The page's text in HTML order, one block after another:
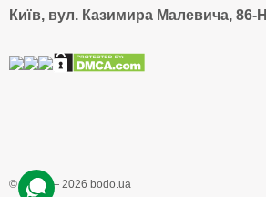
Київ, вул. Казимира Малевича, 86-Н
© 2009 — 2026 bodo.ua